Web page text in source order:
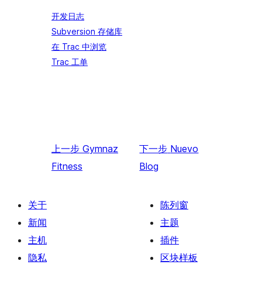
开发日志
Subversion 存储库
在 Trac 中浏览
Trac 工单
上一步 Gymnaz
Fitness
下一步 Nuevo
Blog
关于
新闻
主机
隐私
陈列窗
主题
插件
区块样板